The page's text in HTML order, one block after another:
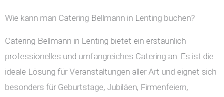
Wie kann man Catering Bellmann in Lenting buchen?
Catering Bellmann in Lenting bietet ein erstaunlich
professionelles und umfangreiches Catering an. Es ist die
ideale Lösung für Veranstaltungen aller Art und eignet sich
besonders für Geburtstage, Jubiläen, Firmenfeiern,